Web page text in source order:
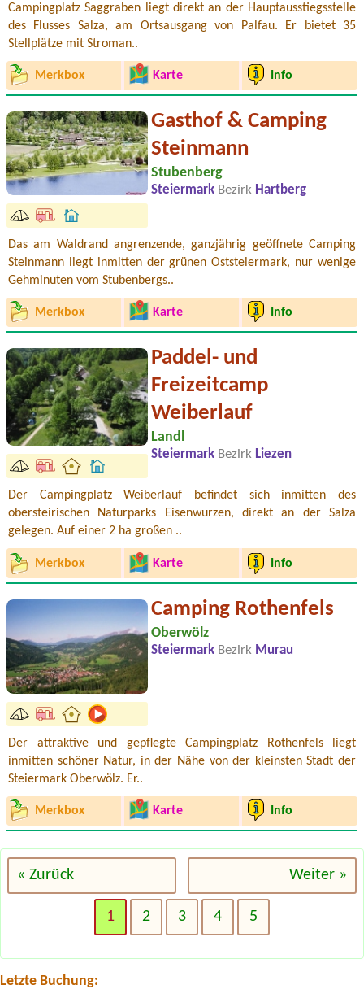
Campingplatz Saggraben liegt direkt an der Hauptausstiegsstelle
des Flusses Salza, am Ortsausgang von Palfau. Er bietet 35
Stellplätze mit Stroman..
Merkbox Karte Info
Gasthof & Camping
Steinmann
Stubenberg
Steiermark Bezirk Hartberg
Das am Waldrand angrenzende, ganzjährig geöffnete Camping
Steinmann liegt inmitten der grünen Oststeiermark, nur wenige
Gehminuten vom Stubenbergs..
Merkbox Karte Info
Paddel- und
Freizeitcamp
Weiberlauf
Landl
Steiermark Bezirk Liezen
Der Campingplatz Weiberlauf befindet sich inmitten des
obersteirischen Naturparks Eisenwurzen, direkt an der Salza
gelegen. Auf einer 2 ha großen ..
Merkbox Karte Info
Camping Rothenfels
Oberwölz
Steiermark Bezirk Murau
Der attraktive und gepflegte Campingplatz Rothenfels liegt
inmitten schöner Natur, in der Nähe von der kleinsten Stadt der
Steiermark Oberwölz. Er..
Merkbox Karte Info
« Zurück Weiter »
1 2 3 4 5
Letzte Buchung:
Termin ab 2026-07-30 |Camping via Claudiasee
Termin ab 2026-07-30 |